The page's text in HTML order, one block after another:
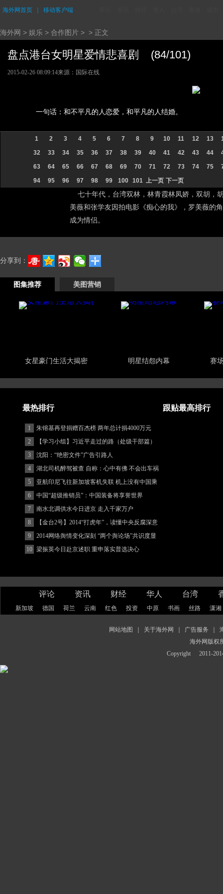
海外网首页 移动客户端
海外网 > 娱乐 > 合作图片 > > 正文
盘点港台女明星爱情悲喜剧 (84/101)
2015-02-26 08:09:14来源：国际在线
一句话：和不平凡的人恋爱，和平凡的人结婚。
1 2 3 4 5 6 7 8 9 10 11 12 13
32
33 34 35 36 37 38 39 40 41 42 43 44
63
64 65 66 67 68 69 70 71 72 73 74 75
94
95 96 97 98 99 100 101 上一页 下一页
七十年代，台湾双林，林青霞林凤娇，双胡，
美薇和张学友因拍电影《痴心的我》，罗美薇的
成为情侣。
分享到：
图集推荐 美图营销
女星豪门生活大揭密 明星结怨内幕 赛
最热排行 跟贴最高排行
1
朱镕基再登捐赠百杰榜 两年总计捐4000万元
2
【学习小组】习近平走过的路（处级干部篇）
3
沈阳：“绝密文件”广告引路人
4
湖北司机醉驾被查 自称：心中有佛 不会出车祸
(图)
5
亚航印尼飞往新加坡客机失联 机上没有中国乘
客
6
中国“超级推销员”：中国装备将享誉世界
7
南水北调供水今日进京 走入千家万户
8
【金台2号】2014“打虎年”，读懂中央反腐深意
9
2014网络舆情变化深刻 “两个舆论场”共识度显
著增强
10 梁振英今日赴京述职 重申落实普选决心
评论 资讯 财经 华人 台湾
新加坡 德国 荷兰 云南 红色 投资 中原 书画 丝路 潇湘
网站地图 关于海外网 广告服务
海外网版权
Copyright
2011-